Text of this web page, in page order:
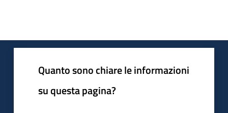
Quanto sono chiare le informazioni
su questa pagina?